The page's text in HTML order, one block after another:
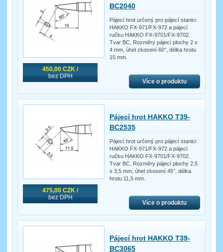
450,00 CZK /
bez DPH
BC2040
Pájecí hrot určený pro pájecí stanici
HAKKO FX-971/FX-972 a pájecí
ručku HAKKO FX-9701/FX-9702.
Tvar BC, Rozměry pájecí plochy 2 x
4 mm, úhel zkosení 60°, délka hrotu
15 mm.
Více o produktu
475,00 CZK /
bez DPH
Pájecí hrot HAKKO T39-
BC2535
Pájecí hrot určený pro pájecí stanici
HAKKO FX-971/FX-972 a pájecí
ručku HAKKO FX-9701/FX-9702.
Tvar BC, Rozměry pájecí plochy 2,5
x 3,5 mm, úhel zkosení 45°, délka
hrotu 11,5 mm.
Více o produktu
Pájecí hrot HAKKO T39-
BC3065